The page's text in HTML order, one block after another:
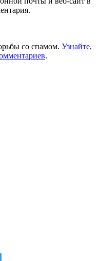
со спамом. Узнайте,
.